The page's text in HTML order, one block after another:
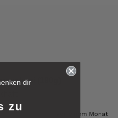
(180g)
vor einem Monat
6.229
dir
zu